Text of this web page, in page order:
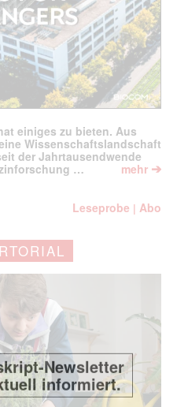
einiges zu bieten. Aus
Wissenschaftslandschaft
der Jahrtausendwende
…
mehr ➔
Leseprobe | Abo